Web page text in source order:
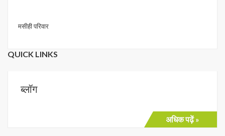
मसीही परिवार
QUICK LINKS
ब्लॉग
अधिक पढ़ें »